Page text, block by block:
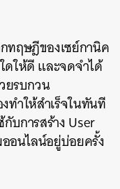
ฤษฎีของเซย์กานิค
ดให้ดี และจดจำได้
ยรบกวน
ำให้สำเร็จในทันที
บการสร้าง User
อนไลน์อยู่บ่อยครั้ง